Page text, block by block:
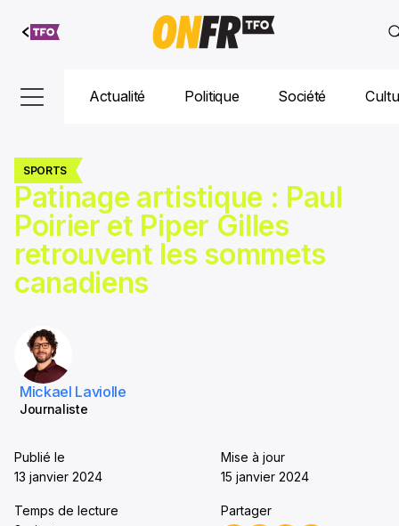
Aller au
contenu
Actualité Politique Société
SPORTS
Patinage artistique : Paul
Poirier et Piper Gilles
retrouvent les sommets
canadiens
Mickael Laviolle
Journaliste
Publié le
13 janvier 2024
Mise à jour
15 janvier 2024
Temps de lecture
Partager